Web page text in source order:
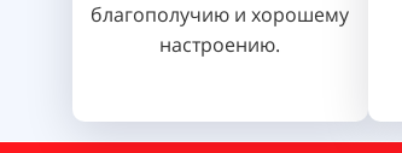
благополучию и хорошему
настроению.